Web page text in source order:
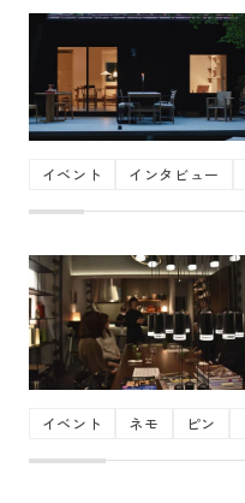
イベント インタビュー
イベント ネモ ピン